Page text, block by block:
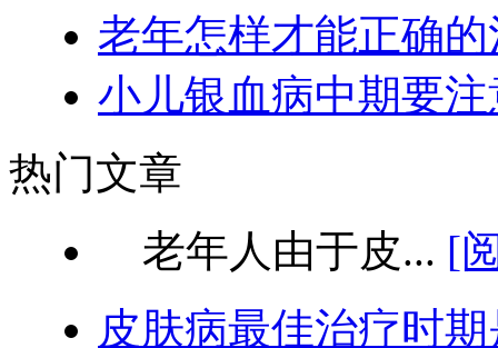
老年怎样才能正确
小儿银血病中期要
热门文章
老年人由于皮... [
皮肤病最佳治疗时